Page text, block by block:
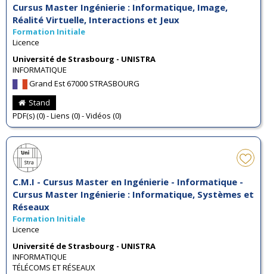
Cursus Master Ingénierie : Informatique, Image,
Réalité Virtuelle, Interactions et Jeux
Formation Initiale
Licence
Université de Strasbourg - UNISTRA
INFORMATIQUE
Grand Est 67000 STRASBOURG
Stand
PDF(s) (0) - Liens (0) - Vidéos (0)
C.M.I - Cursus Master en Ingénierie - Informatique -
Cursus Master Ingénierie : Informatique, Systèmes et
Réseaux
Formation Initiale
Licence
Université de Strasbourg - UNISTRA
INFORMATIQUE
TÉLÉCOMS ET RÉSEAUX